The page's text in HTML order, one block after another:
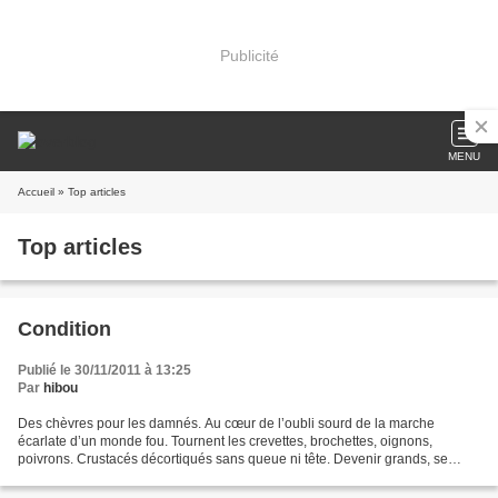
Publicité
MENU
Accueil » Top articles
Top articles
Condition
Publié le 30/11/2011 à 13:25
Par hibou
Des chèvres pour les damnés. Au cœur de l’oubli sourd de la marche
écarlate d’un monde fou. Tournent les crevettes, brochettes, oignons,
poivrons. Crustacés décortiqués sans queue ni tête. Devenir grands, se